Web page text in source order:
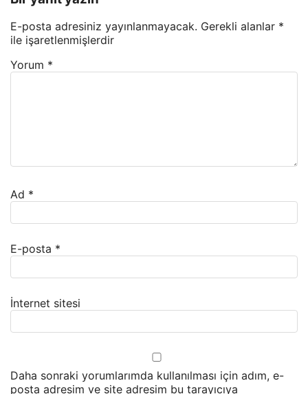
E-posta adresiniz yayınlanmayacak. Gerekli alanlar *
ile işaretlenmişlerdir
Yorum *
Ad *
E-posta *
İnternet sitesi
Daha sonraki yorumlarımda kullanılması için adım, e-
posta adresim ve site adresim bu tarayıcıya